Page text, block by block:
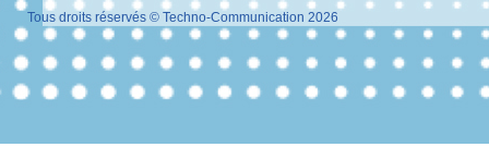
Tous droits réservés © Techno-Communication 2026